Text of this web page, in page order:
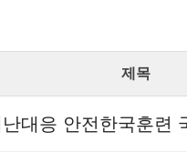
제목
대응 안전한국훈련